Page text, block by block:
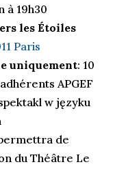
à 19h30
les Étoiles
Paris
uniquement: 10
APGEF
w języku
de
du Théâtre Le